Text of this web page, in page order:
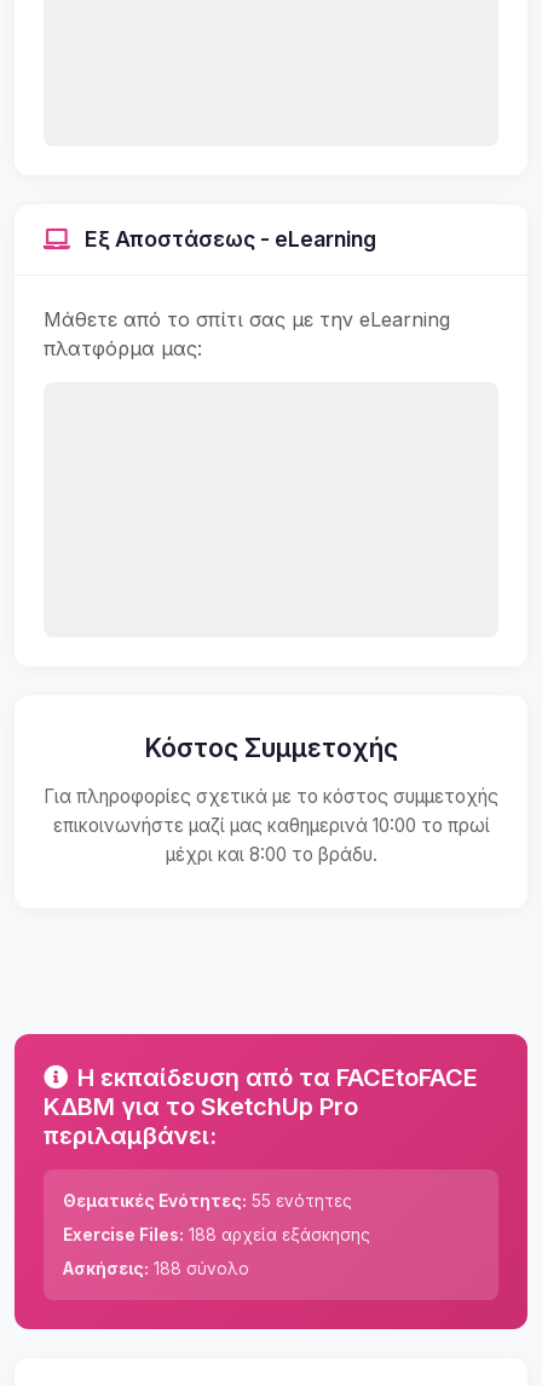
Εξ Αποστάσεως - eLearning
Μάθετε από το σπίτι σας με την eLearning
πλατφόρμα μας:
Κόστος Συμμετοχής
Για πληροφορίες σχετικά με το κόστος συμμετοχής
επικοινωνήστε μαζί μας καθημερινά 10:00 το πρωί
μέχρι και 8:00 το βράδυ.
Η εκπαίδευση από τα FACEtoFACE
ΚΔΒΜ για το SketchUp Pro
περιλαμβάνει:
Θεματικές Ενότητες: 55 ενότητες
Exercise Files: 188 αρχεία εξάσκησης
Ασκήσεις: 188 σύνολο